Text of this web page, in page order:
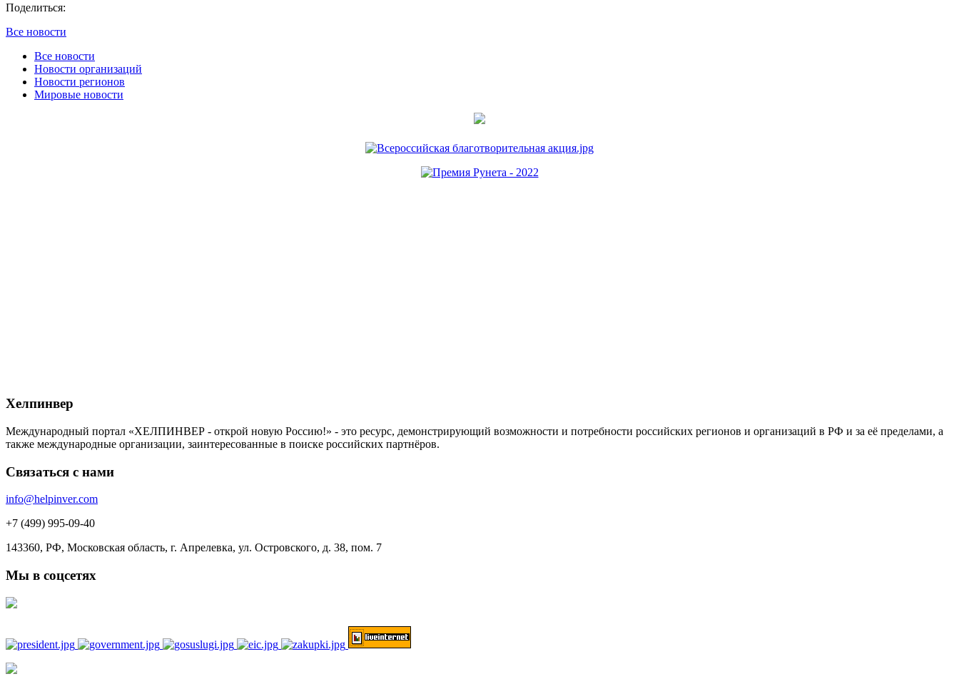
Поделиться:
Все новости
Все новости
Новости организаций
Новости регионов
Мировые новости
Хелпинвер
Международный портал «ХЕЛПИНВЕР - открой новую Россию!» - это ресурс, демонстрирующий возможности и потребности российских регионов и организаций в РФ и за её пределами, а
также международные организации, заинтересованные в поиске российских партнёров.
Связаться с нами
info@helpinver.com
+7 (499) 995-09-40
143360, РФ, Московская область, г. Апрелевка, ул. Островского, д. 38, пом. 7
Мы в соцсетях